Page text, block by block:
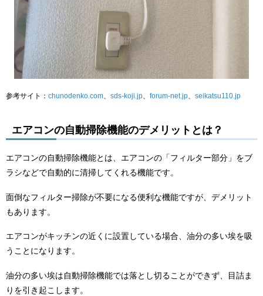
参考サイト： chunodenko.com、 sds-koji.jp、 forum-net.jp、 seikatsu110.jp
エアコンの自動掃除機能のデメリットとは？
エアコンの自動掃除機能とは、エアコンの「フィルター部分」をブ
ラシなどで自動的に清掃してくれる機能です。
面倒なフィルター掃除が不要になる便利な機能ですが、デメリット
もあります。
エアコンがキッチンの近くに設置している場合、油分の多い埃を吸
うことになります。
油分の多い埃は自動掃除機能では落とし切ることができず、目詰ま
りを引き起こします。